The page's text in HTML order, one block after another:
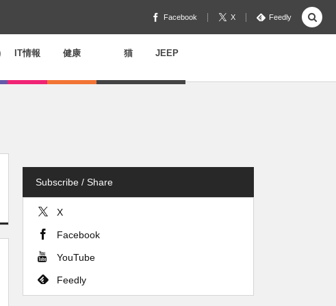
Facebook X Feedly
IT情報 健康 猫 JEEP
Subscribe / Share
X
Facebook
YouTube
Feedly